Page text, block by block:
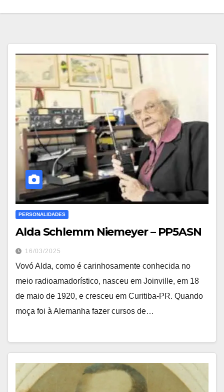
PERSONALIDADES
Alda Schlemm Niemeyer – PP5ASN
16/03/2025
Vovó Alda, como é carinhosamente conhecida no
meio radioamadorístico, nasceu em Joinville, em 18
de maio de 1920, e cresceu em Curitiba-PR. Quando
moça foi à Alemanha fazer cursos de…